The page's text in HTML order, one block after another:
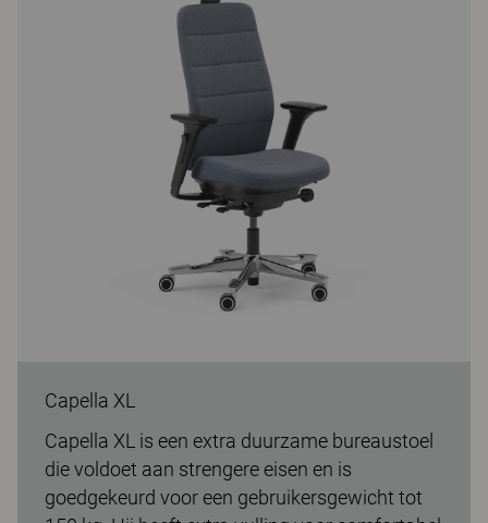
Capella XL
Capella XL is een extra duurzame bureaustoel
die voldoet aan strengere eisen en is
goedgekeurd voor een gebruikersgewicht tot